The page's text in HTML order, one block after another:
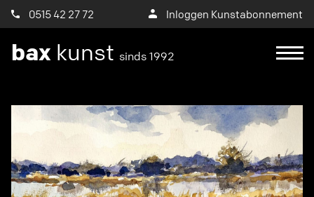
0515 42 27 72 Inloggen Kunstabonnement
bax kunst sinds 1992